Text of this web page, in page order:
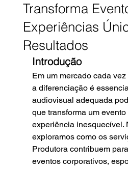
Transforma
Experiências
Resultados
Introdução
Em um mercado cada
a diferenciação é
audiovisual adequada
que transforma um
experiência inesquecível.
exploramos como os
Produtora contribuem
eventos corporativos,